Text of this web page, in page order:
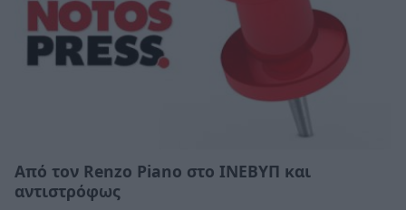
Από τον Renzo Piano στο ΙΝΕΒΥΠ και
αντιστρόφως